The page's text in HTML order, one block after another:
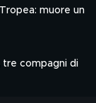
muore un
tre compagni di